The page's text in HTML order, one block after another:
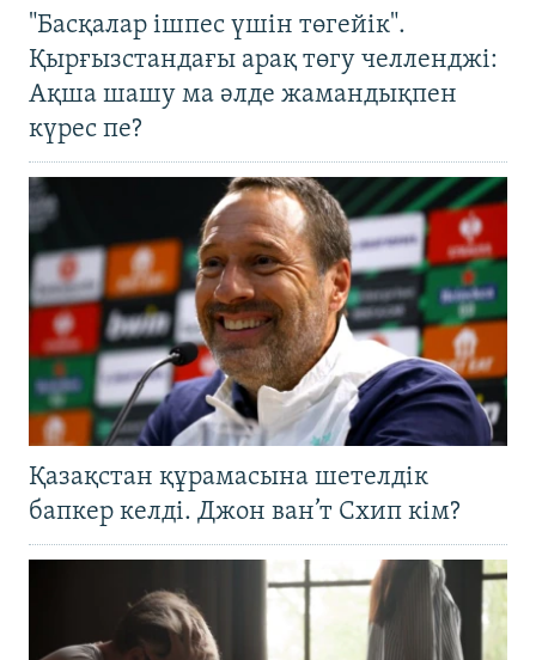
"Басқалар ішпес үшін төгейік".
Қырғызстандағы арақ төгу челленджі:
Ақша шашу ма әлде жамандықпен
күрес пе?
Қазақстан құрамасына шетелдік
бапкер келді. Джон ван’т Схип кім?